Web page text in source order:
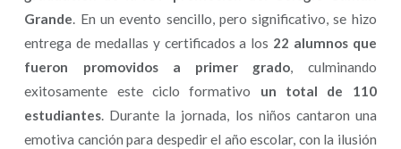
Grande. En un evento sencillo, pero significativo, se hizo
entrega de medallas y certificados a los 22 alumnos que
fueron promovidos a primer grado, culminando
exitosamente este ciclo formativo un total de 110
estudiantes. Durante la jornada, los niños cantaron una
emotiva canción para despedir el año escolar, con la ilusión